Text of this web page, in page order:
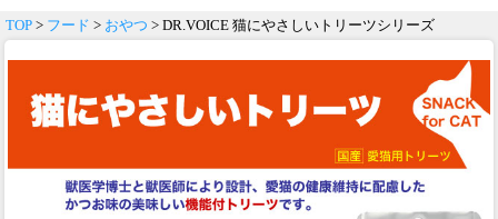
TOP > フード > おやつ > DR.VOICE 猫にやさしいトリーツシリーズ